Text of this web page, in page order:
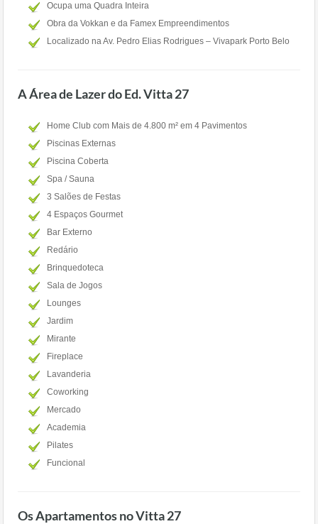
Ocupa uma Quadra Inteira
Obra da Vokkan e da Famex Empreendimentos
Localizado na Av. Pedro Elias Rodrigues – Vivapark Porto Belo
A Área de Lazer do Ed. Vitta 27
Home Club com Mais de 4.800 m² em 4 Pavimentos
Piscinas Externas
Piscina Coberta
Spa / Sauna
3 Salões de Festas
4 Espaços Gourmet
Bar Externo
Redário
Brinquedoteca
Sala de Jogos
Lounges
Jardim
Mirante
Fireplace
Lavanderia
Coworking
Mercado
Academia
Pilates
Funcional
Os Apartamentos no Vitta 27